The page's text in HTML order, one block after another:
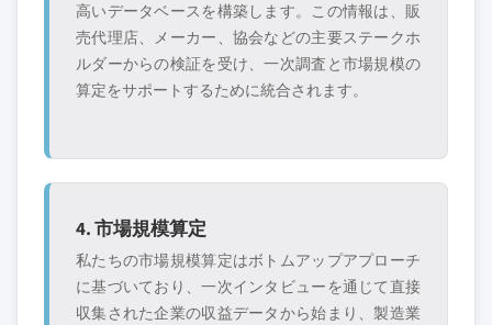
高いデータベースを構築します。この情報は、販
売代理店、メーカー、協会などの主要ステークホ
ルダーからの検証を受け、一次調査と市場規模の
算定をサポートするために統合されます。
4. 市場規模算定
私たちの市場規模算定はボトムアップアプローチ
に基づいており、一次インタビューを通じて直接
収集された企業の収益データから始まり、製造業